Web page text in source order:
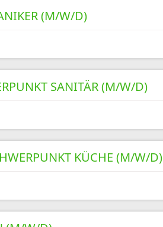
(M/W/D)
SANITÄR (M/W/D)
KÜCHE (M/W/D)